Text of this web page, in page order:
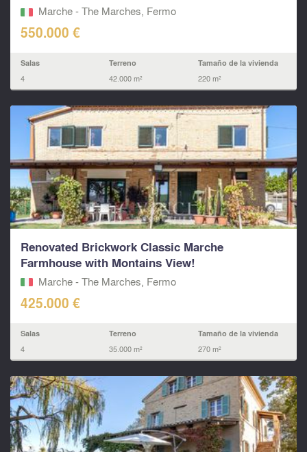
Marche - The Marches, Fermo‎
550.000 €
Salas
4
Terreno
42.000 m²
Tamaño de la vivienda
220 m²
Renovated Brickwork Classic Marche
Farmhouse with Montains View!
Marche - The Marches, Fermo‎
425.000 €
Salas
4
Terreno
35.000 m²
Tamaño de la vivienda
270 m²